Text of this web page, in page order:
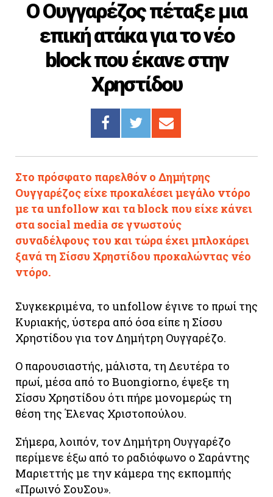
ΣΥΝΔΕΣΜΟΙ
Ο Ουγγαρέζος πέταξε μια
επική ατάκα για το νέο
block που έκανε στην
Χρηστίδου
Στο πρόσφατο παρελθόν ο Δημήτρης
Ουγγαρέζος είχε προκαλέσει μεγάλο ντόρο
με τα unfollow και τα block που είχε κάνει
στα social media σε γνωστούς
συναδέλφους του και τώρα έχει μπλοκάρει
ξανά τη Σίσσυ Χρηστίδου προκαλώντας νέο
ντόρο.
Συγκεκριμένα, το unfollow έγινε το πρωί της
Κυριακής, ύστερα από όσα είπε η Σίσσυ
Χρηστίδου για τον Δημήτρη Ουγγαρέζο.
Ο παρουσιαστής, μάλιστα, τη Δευτέρα το
πρωί, μέσα από το Buongiorno, έψεξε τη
Σίσσυ Χρηστίδου ότι πήρε μονομερώς τη
θέση της Έλενας Χριστοπούλου.
Σήμερα, λοιπόν, τον Δημήτρη Ουγγαρέζο
περίμενε έξω από το ραδιόφωνο ο Σαράντης
Μαριεττής με την κάμερα της εκπομπής
«Πρωινό ΣουΣου».